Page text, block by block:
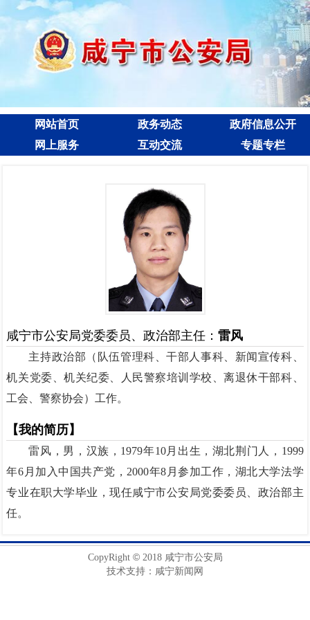
网站首页 政务动态
政府信息公开
网上服务
互动交流 专题专栏
咸宁市公安局党委委员、政治部主任：雷风
主持政治部（队伍管理科、干部人事科、新闻宣传科、
机关党委、机关纪委、人民警察培训学校、离退休干部科、
工会、警察协会）工作。
【我的简历】
雷风，男，汉族，1979年10月出生，湖北荆门人，1999
年6月加入中国共产党，2000年8月参加工作，湖北大学法学
专业在职大学毕业，现任咸宁市公安局党委委员、政治部主
任。
CopyRight ©2018 咸宁市公安局
技术支持：咸宁新闻网